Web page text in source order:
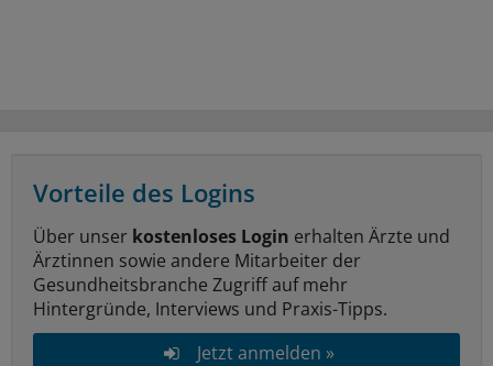
Vorteile des Logins
Über unser kostenloses Login erhalten Ärzte und
Ärztinnen sowie andere Mitarbeiter der
Gesundheitsbranche Zugriff auf mehr
Hintergründe, Interviews und Praxis-Tipps.
Jetzt anmelden »